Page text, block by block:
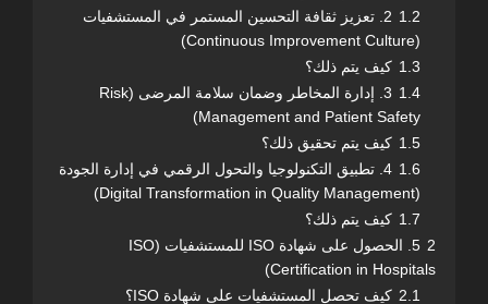
1.2
2. تعزيز ثقافة التحسين المستمر في المستشفيات
(Continuous Improvement Culture)
1.3 كيف يتم ذلك؟
1.4
3. إدارة المخاطر وضمان سلامة المرضى (Risk
Management and Patient Safety)
1.5 كيف يتم تحقيق ذلك؟
1.6
4. تطبيق التكنولوجيا والتحول الرقمي في إدارة الجودة
(Digital Transformation in Quality Management)
1.7 كيف يتم ذلك؟
2
5. الحصول على شهادة ISO للمستشفيات (ISO
Certification in Hospitals)
2.1 كيف تحصل المستشفيات على شهادة ISO؟